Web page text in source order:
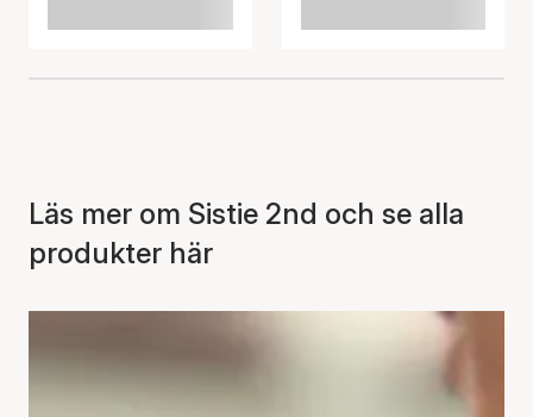
Läs mer om Sistie 2nd och se alla
produkter här